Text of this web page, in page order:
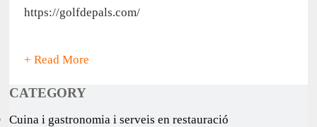
https://golfdepals.com/
+ Read More
CATEGORY
Cuina i gastronomia i serveis en restauració